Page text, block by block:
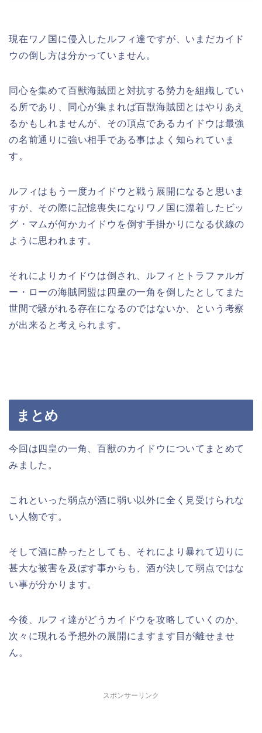
現在ワノ国に侵入したルフィ達ですが、いまだカイド
ウの倒し方は分かっていません。
同心を集めて百獣海賊団と対抗する勢力を組織してい
る所であり、同心が集まれば百獣海賊団とはやりあえ
るかもしれませんが、その頂点であるカイドウは最強
の名前通りに強い相手である事はよく知られていま
す。
ルフィはもう一度カイドウと戦う展開になると思いま
すが、その際に記憶喪失になりワノ国に漂着したビッ
グ・マムが何かカイドウを倒す手掛かりになる伏線の
ように思われます。
それによりカイドウは倒され、ルフィとトラファルガ
ー・ローの海賊同盟は四皇の一角を倒したとしてまた
世間で騒がれる存在になるのではないか、という考察
が出来ると考えられます。
まとめ
今回は四皇の一角、百獣のカイドウについてまとめて
みました。
これといった弱点が酒に弱い以外に全く見受けられな
い人物です。
そして酒に酔ったとしても、それにより暴れて辺りに
甚大な被害を及ぼす事からも、酒が決して弱点ではな
い事が分かります。
今後、ルフィ達がどうカイドウを攻略していくのか、
次々に現れる予想外の展開にますます目が離せませ
ん。
スポンサーリンク